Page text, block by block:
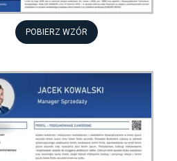
POBIERZ WZÓR